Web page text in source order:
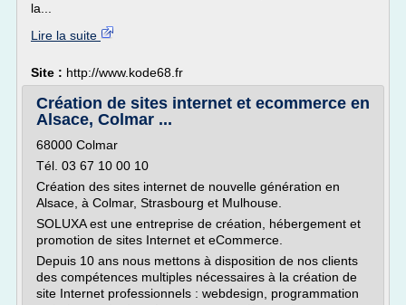
la...
Lire la suite
Site : http://www.kode68.fr
Création de sites internet et ecommerce en
Alsace, Colmar ...
68000 Colmar
Tél. 03 67 10 00 10
Création des sites internet de nouvelle génération en
Alsace, à Colmar, Strasbourg et Mulhouse.
SOLUXA est une entreprise de création, hébergement et
promotion de sites Internet et eCommerce.
Depuis 10 ans nous mettons à disposition de nos clients
des compétences multiples nécessaires à la création de
site Internet professionnels : webdesign, programmation